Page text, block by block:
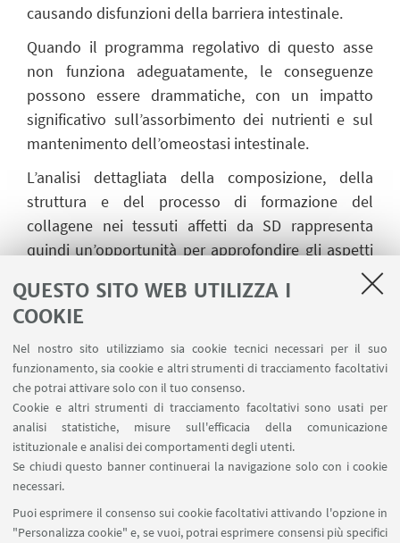
QUESTO SITO WEB UTILIZZA I
COOKIE
Nel nostro sito utilizziamo sia cookie tecnici necessari per il suo
funzionamento, sia cookie e altri strumenti di tracciamento facoltativi
che potrai attivare solo con il tuo consenso.
Cookie e altri strumenti di tracciamento facoltativi sono usati per
analisi statistiche, misure sull'efficacia della comunicazione
istituzionale e analisi dei comportamenti degli utenti.
Se chiudi questo banner continuerai la navigazione solo con i cookie
necessari.
Puoi esprimere il consenso sui cookie facoltativi attivando l'opzione in
"Personalizza cookie" e, se vuoi, potrai esprimere consensi più specifici
causando disfunzioni della barriera intestinale.
Quando il programma regolativo di questo asse
non funziona adeguatamente, le conseguenze
possono essere drammatiche, con un impatto
significativo sull’assorbimento dei nutrienti e sul
mantenimento dell’omeostasi intestinale.
L’analisi dettagliata della composizione, della
struttura e del processo di formazione del
collagene nei tessuti affetti da SD rappresenta
quindi un’opportunità per approfondire gli aspetti
funzionali della malattia. Comprendere come le
alterazioni della matrice influenzino la fisiologia
dell’asse cripta-villo può non solo far luce sui
meccanismi patogenetici, ma anche contribuire a
identificare potenziali target terapeutici per
migliorare la gestione di questa condizione
complessa.